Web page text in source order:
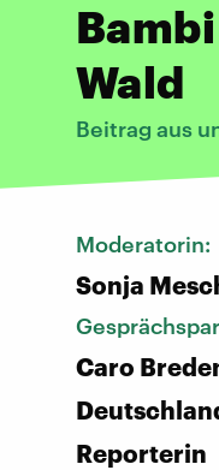
Wald
Beitrag aus
Moderatorin:
Sonja
Caro
Reporterin